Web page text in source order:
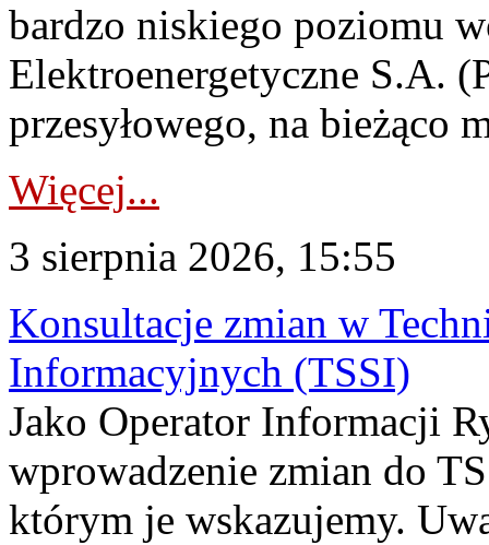
bardzo niskiego poziomu
Elektroenergetyczne S.A.
przesyłowego, na bieżąco
Więcej...
3 sierpnia 2026, 15:55
Konsultacje zmian w
Informacyjnych (TSSI)
Jako Operator Informacji
wprowadzenie zmian do
którym je wskazujemy.